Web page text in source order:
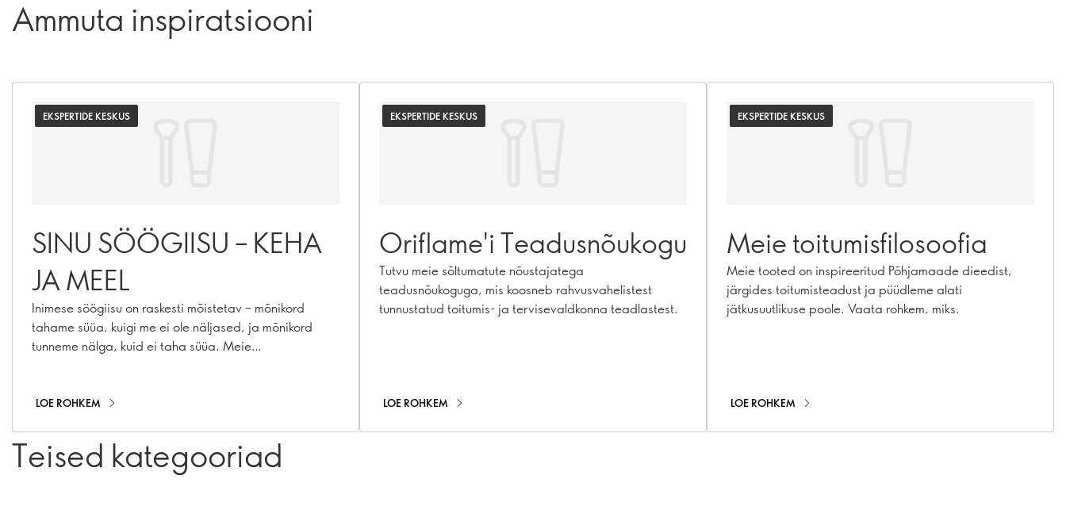
Ammuta inspiratsiooni
EKSPERTIDE KESKUS
SINU SÖÖGIISU – KEHA
JA MEEL
Inimese söögiisu on raskesti mõistetav – mõnikord
tahame süüa, kuigi me ei ole näljased, ja mõnikord
tunneme nälga, kuid ei taha süüa. Meie
LOE ROHKEM
EKSPERTIDE KESKUS
Oriflame'i Teadusnõukogu
Tutvu meie sõltumatute nõustajatega
teadusnõukoguga, mis koosneb rahvusvahelistest
tunnustatud toitumis- ja tervisevaldkonna teadlastest.
LOE ROHKEM
EKSPERTIDE KESKUS
Meie toitumisfilosoofia
Meie tooted on inspireeritud Põhjamaade dieedist,
järgides toitumisteadust ja püüdleme alati
jätkusuutlikuse poole. Vaata rohkem, miks.
LOE ROHKEM
Teised kategooriad